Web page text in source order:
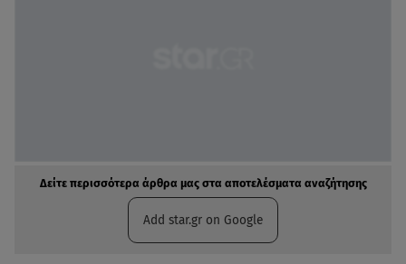
Δείτε περισσότερα άρθρα μας στα αποτελέσματα αναζήτησης
Add star.gr on Google